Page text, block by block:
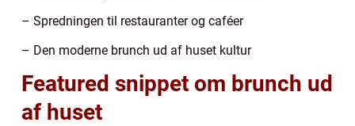
– Spredningen til restauranter og caféer
– Den moderne brunch ud af huset kultur
Featured snippet om brunch ud
af huset